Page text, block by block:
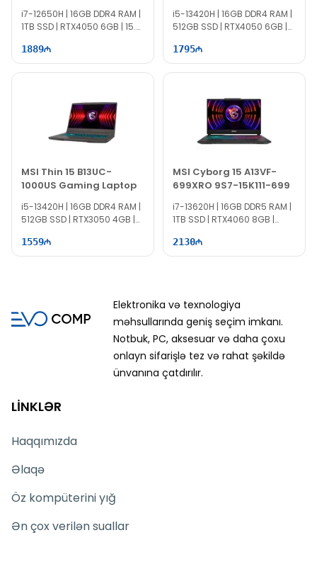
i7-12650H | 16GB DDR4 RAM |
1TB SSD | RTX4050 6GB | 15.6"
1889
i5-13420H | 16GB DDR4 RAM |
512GB SSD | RTX4050 6GB |
1795
MSI Thin 15 B13UC-
1000US Gaming Laptop
i5-13420H | 16GB DDR4 RAM |
512GB SSD | RTX3050 4GB |
1559
MSI Cyborg 15 A13VF-
699XRO 9S7-15K111-699
i7-13620H | 16GB DDR5 RAM |
1TB SSD | RTX4060 8GB |
2130
Elektronika və texnologiya
məhsullarında geniş seçim imkanı.
Notbuk, PC, aksesuar və daha çoxu
onlayn sifarişlə tez və rahat şəkildə
ünvanına çatdırılır.
LİNKLƏR
Haqqımızda
Əlaqə
Öz kompüterini yığ
Ən çox verilən suallar